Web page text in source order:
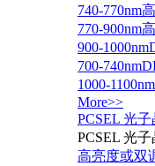
740-770nm
770-900nm
900-
700-
1000-
More>>
PCSEL 光
PCSEL 光
高亮度或双